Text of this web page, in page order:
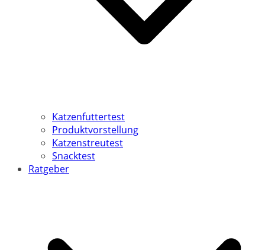
Katzenfuttertest
Produktvorstellung
Katzenstreutest
Snacktest
Ratgeber